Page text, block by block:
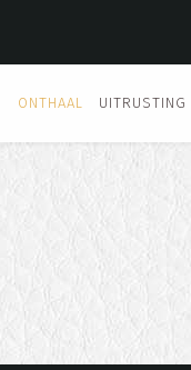
ONTHAAL UITRUSTING